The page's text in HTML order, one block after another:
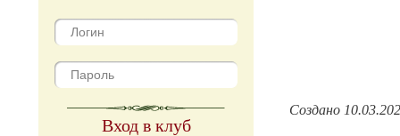
Вход в клуб
Создано